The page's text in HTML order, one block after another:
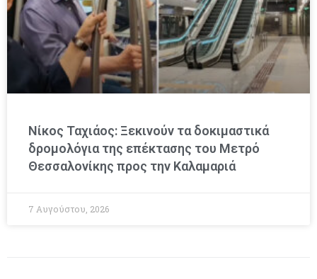
Νίκος Ταχιάος: Ξεκινούν τα δοκιμαστικά
δρομολόγια της επέκτασης του Μετρό
Θεσσαλονίκης προς την Καλαμαριά
7 Αυγούστου, 2026